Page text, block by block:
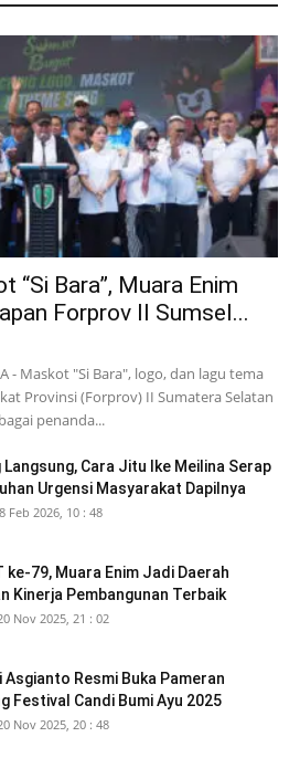
“Si Bara”, Muara Enim
Forprov II Sumsel...
- Maskot "Si Bara", logo, dan lagu tema
Provinsi (Forprov) II Sumatera Selatan
penanda...
Langsung, Cara Jitu Ike Meilina Serap
Urgensi Masyarakat Dapilnya
Feb 2026, 10 : 48
ke-79, Muara Enim Jadi Daerah
Kinerja Pembangunan Terbaik
Nov 2025, 21 : 02
Asgianto Resmi Buka Pameran
Festival Candi Bumi Ayu 2025
Nov 2025, 20 : 48